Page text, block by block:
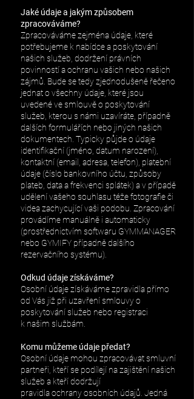
Jaké údaje a jakým způsobem
zpracováváme?
Zpracováváme zejména údaje, které
potřebujeme k nabídce a poskytování
našich služeb, dodržení právních
povinností a ochranu vašich nebo našich
zájmů. Bude se tedy zjednodušeně řečeno
jednat o všechny údaje, které jsou
uvedené ve smlouvě o poskytování
služeb, kterou s námi uzavíráte, případně
dalších formulářích nebo jiných našich
dokumentech. Typicky půjde o údaje
identifikační (jméno, datum narození),
kontaktní (email, adresa, telefon), platební
údaje (číslo bankovního účtu, způsoby
plateb, data a frekvenci splátek) a v případě
udělení vašeho souhlasu téže fotografie či
videa zachycující vaši podobu. Zpracování
provádíme manuálně i automaticky
(prostřednictvím softwaru GYMMANAGER
nebo GYMIFY případně dalšího
rezervačního systému).
Odkud údaje získáváme?
Osobní údaje získáváme zpravidla přímo
od Vás již při uzavření smlouvy o
poskytování služeb nebo registraci
k našim službám.
Komu můžeme údaje předat?
Osobní údaje mohou zpracovávat smluvní
partneři, kteří se podílejí na zajištění našich
služeb a kteří dodržují
pravidla ochrany osobních údajů. Jedná